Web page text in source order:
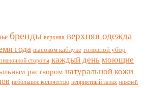
бренды верхняя верхняя одежда
года высоком каблуке головной убор
стороны каждый день моющие
раствором натуральной кожи
небольшое количество неприятный запах нижней